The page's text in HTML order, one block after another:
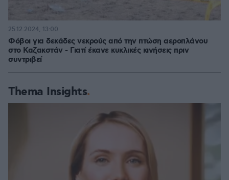
Φόβοι για δεκάδες νεκρούς από την πτώση αεροπλάνου
στο Καζακστάν - Γιατί έκανε κυκλικές κινήσεις πριν
συντριβεί
25.12.2024, 13:00
Thema Insights